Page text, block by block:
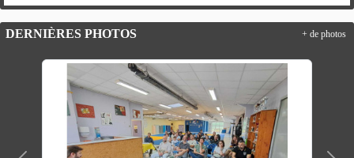
DERNIÈRES PHOTOS + de photos